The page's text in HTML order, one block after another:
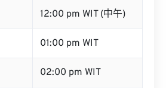
12:00 pm WIT (中午)
01:00 pm WIT
02:00 pm WIT